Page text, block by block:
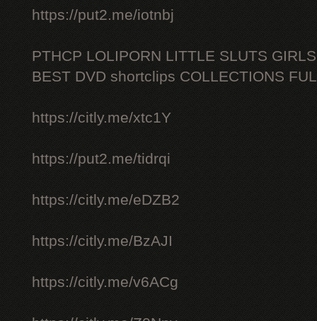
https://put2.me/iotnbj
PTHCP LOLIPORN LITTLE SLUTS
BEST DVD shortclips COLLECTIONS
https://citly.me/xtc1Y
https://put2.me/tidrqi
https://citly.me/eDZB2
https://citly.me/BzAJI
https://citly.me/v6ACg